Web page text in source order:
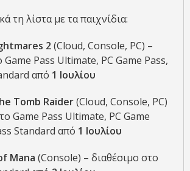
τη λίστα με τα παιχνίδια:
2(Cloud, Console, PC) –
Game Pass Ultimate, PC Game Pass,
από 1 Ιουλίου
Tomb Raider(Cloud, Console, PC)
Game Pass Ultimate, PC Game
Standard από 1 Ιουλίου
Mana (Console) – διαθέσιμο στο